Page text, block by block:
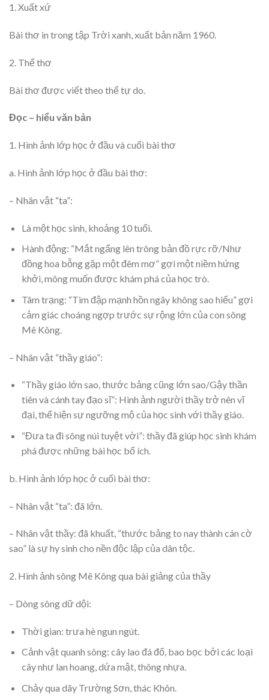
1. Xuất xứ
Bài thơ in trong tập Trời xanh, xuất bản năm 1960.
2. Thể thơ
Bài thơ được viết theo thể tự do.
Đọc – hiểu văn bản
1. Hình ảnh lớp học ở đầu và cuối bài thơ
a. Hình ảnh lớp học ở đầu bài thơ:
– Nhân vật “ta”:
Là một học sinh, khoảng 10 tuổi.
Hành động: “Mắt ngẩng lên trông bản đồ rực rỡ/Như
đồng hoa bỗng gặp một đêm mơ” gợi một niềm hứng
khởi, mông muốn được khám phá của học trò.
Tâm trạng: “Tim đập mạnh hồn ngây không sao hiểu” gợi
cảm giác choáng ngợp trước sự rộng lớn của con sông
Mê Kông.
– Nhân vật “thầy giáo”:
“Thầy giáo lớn sao, thước bảng cũng lớn sao/Gậy thần
tiên và cánh tay đạo sĩ”: Hình ảnh người thầy trở nên vĩ
đại, thể hiện sự ngưỡng mộ của học sinh với thầy giáo.
“Đưa ta đi sông núi tuyệt vời”: thầy đã giúp học sinh khám
phá được những bài học bổ ích.
b. Hình ảnh lớp học ở cuối bài thơ:
– Nhân vật “ta”: đã lớn.
– Nhân vật thầy: đã khuất, “thước bảng to nay thành cán cờ
sao” là sự hy sinh cho nền độc lập của dân tộc.
2. Hình ảnh sông Mê Kông qua bài giảng của thầy
– Dòng sông dữ dội:
Thời gian: trưa hè ngun ngút.
Cảnh vật quanh sông: cây lao đá đổ, bao bọc bởi các loại
cây như lan hoang, dứa mật, thông nhựa.
Chảy qua dãy Trường Sơn, thác Khôn.